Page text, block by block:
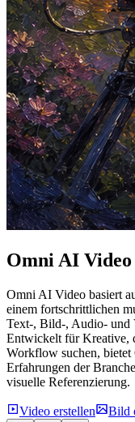
Omni AI
Omni AI Video basiert
einem fortschrittlichen
Text-, Bild-, Audio- und
Entwickelt für Kreative,
Workflow suchen,
Erfahrungen der
visuelle Referenzierung.
Video erstellen Bild